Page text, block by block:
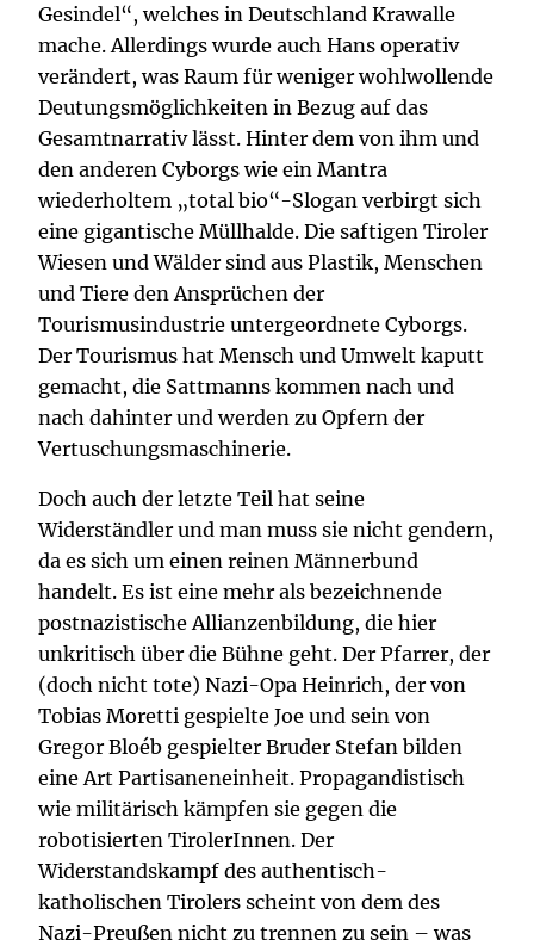
Gesindel“, welches in Deutschland Krawalle
mache. Allerdings wurde auch Hans operativ
verändert, was Raum für weniger wohlwollende
Deutungsmöglichkeiten in Bezug auf das
Gesamtnarrativ lässt. Hinter dem von ihm und
den anderen Cyborgs wie ein Mantra
wiederholtem „total bio“-Slogan verbirgt sich
eine gigantische Müllhalde. Die saftigen Tiroler
Wiesen und Wälder sind aus Plastik, Menschen
und Tiere den Ansprüchen der
Tourismusindustrie untergeordnete Cyborgs.
Der Tourismus hat Mensch und Umwelt kaputt
gemacht, die Sattmanns kommen nach und
nach dahinter und werden zu Opfern der
Vertuschungsmaschinerie.
Doch auch der letzte Teil hat seine
Widerständler und man muss sie nicht gendern,
da es sich um einen reinen Männerbund
handelt. Es ist eine mehr als bezeichnende
postnazistische Allianzenbildung, die hier
unkritisch über die Bühne geht. Der Pfarrer, der
(doch nicht tote) Nazi-Opa Heinrich, der von
Tobias Moretti gespielte Joe und sein von
Gregor Bloéb gespielter Bruder Stefan bilden
eine Art Partisaneneinheit. Propagandistisch
wie militärisch kämpfen sie gegen die
robotisierten TirolerInnen. Der
Widerstandskampf des authentisch-
katholischen Tirolers scheint von dem des
Nazi-Preußen nicht zu trennen zu sein – was